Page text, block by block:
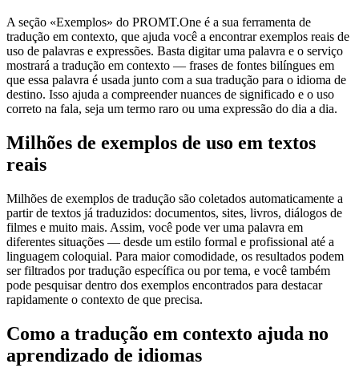
A seção «Exemplos» do PROMT.One é a sua ferramenta de
tradução em contexto, que ajuda você a encontrar exemplos reais de
uso de palavras e expressões. Basta digitar uma palavra e o serviço
mostrará a tradução em contexto — frases de fontes bilíngues em
que essa palavra é usada junto com a sua tradução para o idioma de
destino. Isso ajuda a compreender nuances de significado e o uso
correto na fala, seja um termo raro ou uma expressão do dia a dia.
Milhões de exemplos de uso em textos
reais
Milhões de exemplos de tradução são coletados automaticamente a
partir de textos já traduzidos: documentos, sites, livros, diálogos de
filmes e muito mais. Assim, você pode ver uma palavra em
diferentes situações — desde um estilo formal e profissional até a
linguagem coloquial. Para maior comodidade, os resultados podem
ser filtrados por tradução específica ou por tema, e você também
pode pesquisar dentro dos exemplos encontrados para destacar
rapidamente o contexto de que precisa.
Como a tradução em contexto ajuda no
aprendizado de idiomas